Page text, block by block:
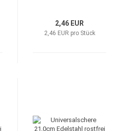
2,46 EUR
2,46 EUR pro Stück